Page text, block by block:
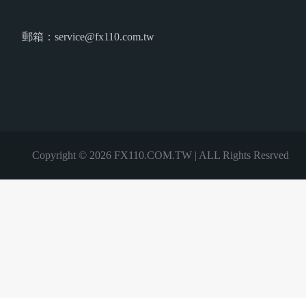
郵箱：service@fx110.com.tw
Copyright © 2026 FX110.COM.TW | ALL Rights Resrved